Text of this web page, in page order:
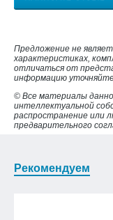
Предложение не
характеристиках,
отличаться от
информацию
© Все материалы
интеллектуальной
распространение или
предварительного
Рекомендуем